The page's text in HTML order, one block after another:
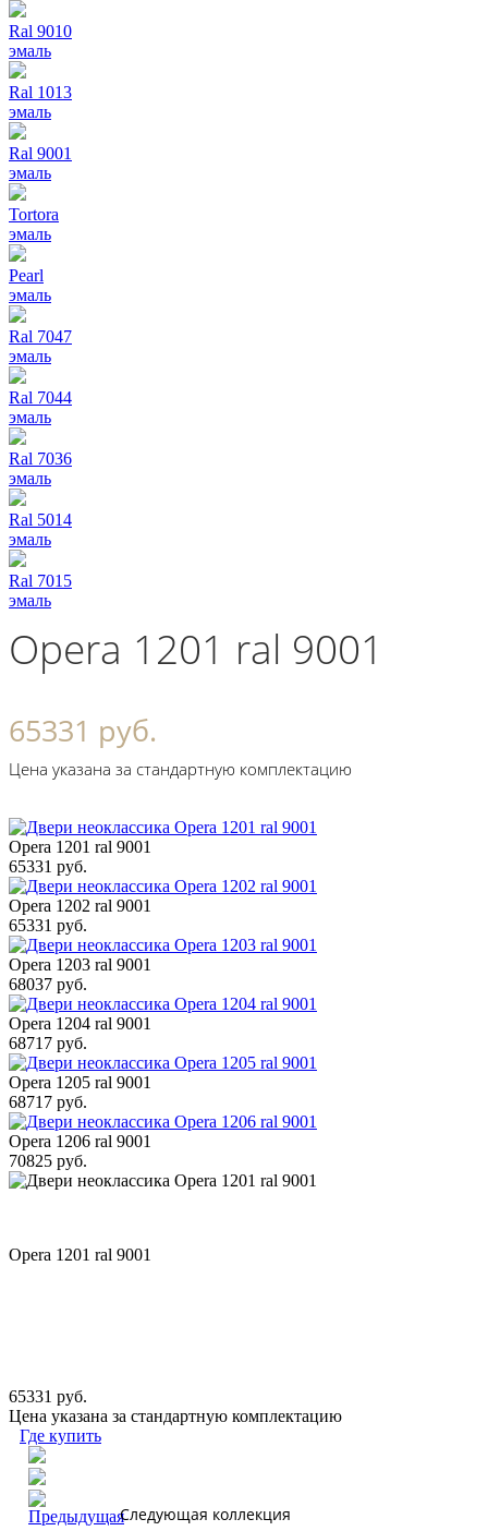
Ral 9010
эмаль
Ral 1013
эмаль
Ral 9001
эмаль
Tortora
эмаль
Pearl
эмаль
Ral 7047
эмаль
Ral 7044
эмаль
Ral 7036
эмаль
Ral 5014
эмаль
Ral 7015
эмаль
Opera 1201 ral 9001
65331 руб.
Цена указана за стандартную комплектацию
Opera 1201 ral 9001
65331 руб.
Opera 1202 ral 9001
65331 руб.
Opera 1203 ral 9001
68037 руб.
Opera 1204 ral 9001
68717 руб.
Opera 1205 ral 9001
68717 руб.
Opera 1206 ral 9001
70825 руб.
Opera 1201 ral 9001
65331 руб.
Цена указана за стандартную комплектацию
Где купить
Следующая коллекция